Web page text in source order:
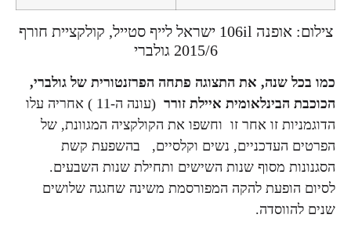
צילום: אופנה 106il ישראל לייף סטייל, קולקציית חורף
2015/6 גולברי
כמו בכל שנה, את התצוגה פתחה הפרזנטורית של גולברי,
הכוכבת הבינלאומית איילת זורר
(עונה ה-11 ) אחריה עלו
הדוגמניות זו אחר זו וחשפו את הקולקציה המגוונת, של
הפרטים העדכניים, נשים וקלסיים, בהשפעת קשת
הסגנונות מסוף שנות השישים ותחילת שנות השבעים.
לסיום הופעת להקה המפורסמת משינה שחגגה שלושים
שנים להווסדה.